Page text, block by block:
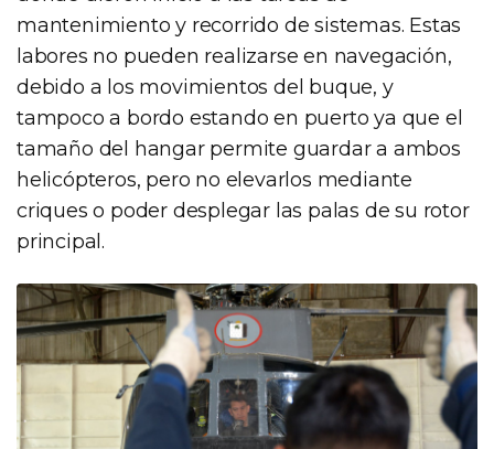
mantenimiento y recorrido de sistemas. Estas
labores no pueden realizarse en navegación,
debido a los movimientos del buque, y
tampoco a bordo estando en puerto ya que el
tamaño del hangar permite guardar a ambos
helicópteros, pero no elevarlos mediante
criques o poder desplegar las palas de su rotor
principal.